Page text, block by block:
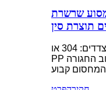
שרשרת
תוצרת סין
על החגורה הוסיפו לוח עץ, שני צדדים: 304 או
PP לתיקון או חסימה של החומר. סיבוב החגורה